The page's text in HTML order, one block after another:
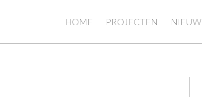
HOME PROJECTEN NIEUW